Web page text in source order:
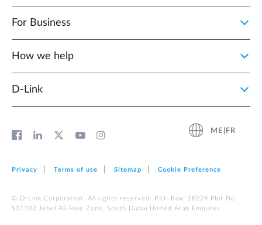
For Business
How we help
D‑Link
ME|FR
Privacy Terms of use Sitemap Cookie Preference
© D-Link Corporation. All rights reserved. P.O. Box: 18224 Plot No.
S31102 Jebel Ali Free Zone, South Dubai United Arab Emirates